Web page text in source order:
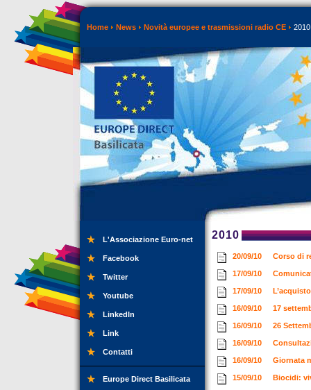
Home News Novità europee e trasmissioni radio CE 2010
L'Associazione Euro-net
Facebook
Twitter
Youtube
LinkedIn
Link
Contatti
Europe Direct Basilicata
2010
20/09/10 Corso di
17/09/10
17/09/10
16/09/10 17
16/09/10 26
16/09/10
16/09/10 Giornata
15/09/10 Biocidi: